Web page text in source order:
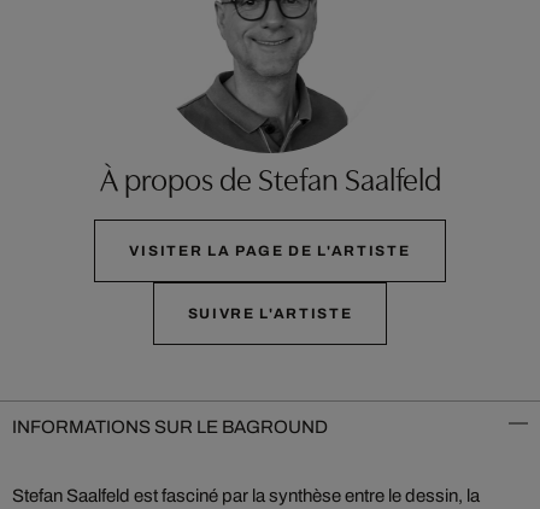
À propos de Stefan Saalfeld
VISITER LA PAGE DE L'ARTISTE
SUIVRE L'ARTISTE
INFORMATIONS SUR LE BAGROUND
Stefan Saalfeld est fasciné par la synthèse entre le dessin, la